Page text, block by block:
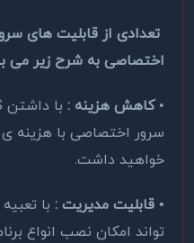
تعدادی از قابلیت های
اختصاصی به شرح زیر می
• کاهش هزینه :
سرور اختصاصی با هزینه ی
خواهید داشت.
• قابلیت مدیریت : با
تواند امکان نصب انواع